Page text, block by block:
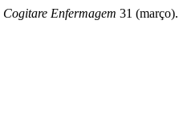
Cogitare Enfermagem 31 (março).